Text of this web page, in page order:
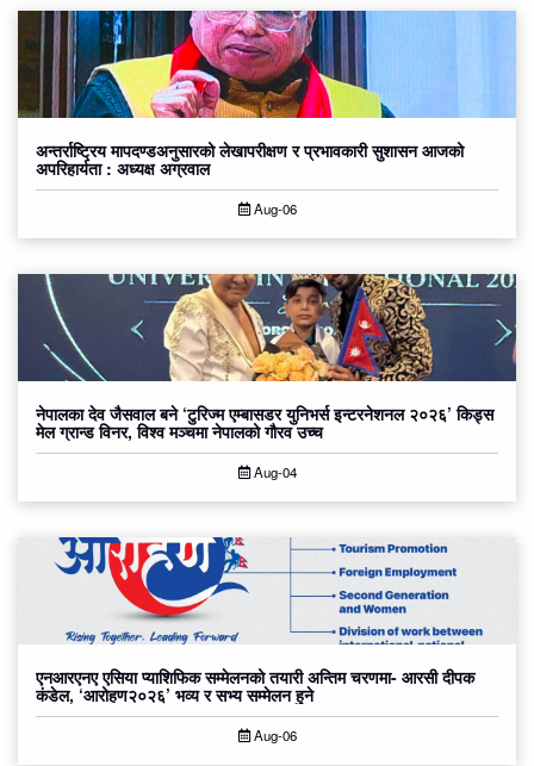
अन्तर्राष्ट्रिय मापदण्डअनुसारको लेखापरीक्षण र प्रभावकारी सुशासन आजको
अपरिहार्यता : अध्यक्ष अग्रवाल
Aug-06
नेपालका देव जैसवाल बने ‘टुरिज्म एम्बासडर युनिभर्स इन्टरनेशनल २०२६’ किड्स
मेल ग्रान्ड विनर, विश्व मञ्चमा नेपालको गौरव उच्च
Aug-04
एनआरएनए एसिया प्याशिफिक सम्मेलनको तयारी अन्तिम चरणमा- आरसी दीपक
कंडेल, ‘आरोहण२०२६’ भव्य र सभ्य सम्मेलन हुने
Aug-06